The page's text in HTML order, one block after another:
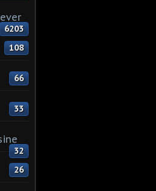
6203
108
66
33
32
26